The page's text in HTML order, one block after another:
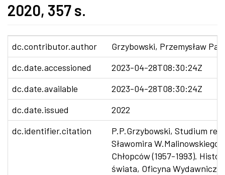
2020, 357 s.
dc.contributor.author
Grzybowski, Przemysław
dc.date.accessioned
2023-04-28T08:30:24Z
dc.date.available
2023-04-28T08:30:24Z
dc.date.issued
2022
dc.identifier.citation
P.P.Grzybowski, Studium
Sławomira W.Malinowskiego
Chłopców (1957-1993).
świata, Oficyna Wydawnicza